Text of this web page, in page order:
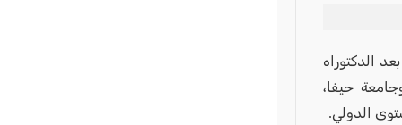
الدكتوراه
حيفا،
الدولي.